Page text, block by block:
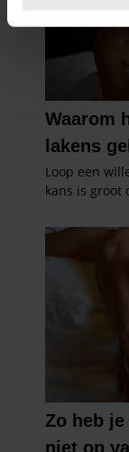
intrekken in de
We gebruiken
personaliseren,
en om ons
informatie over
partners voor
partners
informatie die u
gaat akkoord
gebruiken.